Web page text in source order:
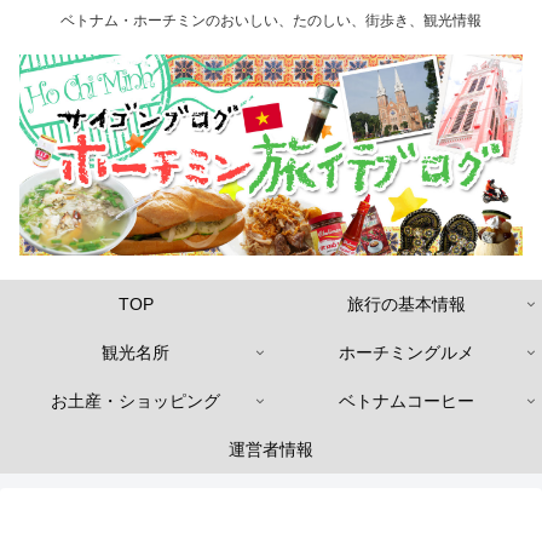
ベトナム・ホーチミンのおいしい、たのしい、街歩き、観光情報
TOP 旅行の基本情報
観光名所 ホーチミングルメ
お土産・ショッピング ベトナムコーヒー
運営者情報